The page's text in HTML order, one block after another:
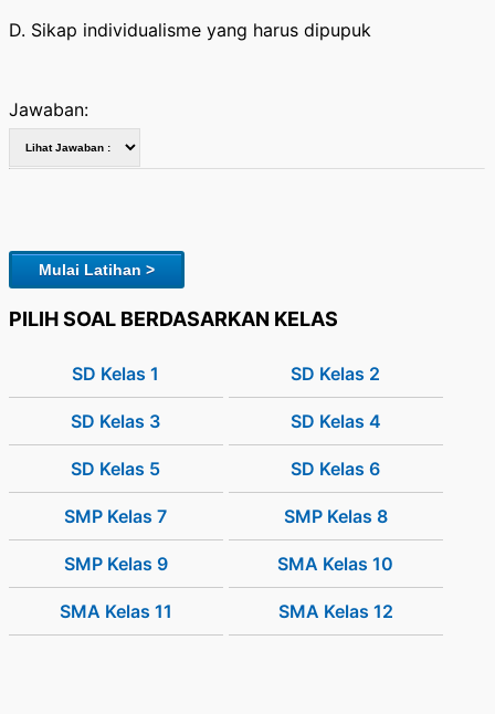
D. Sikap individualisme yang harus dipupuk
Jawaban:
Mulai Latihan >
PILIH SOAL BERDASARKAN KELAS
SD Kelas 1 SD Kelas 2
SD Kelas 3 SD Kelas 4
SD Kelas 5 SD Kelas 6
SMP Kelas 7 SMP Kelas 8
SMP Kelas 9 SMA Kelas 10
SMA Kelas 11 SMA Kelas 12